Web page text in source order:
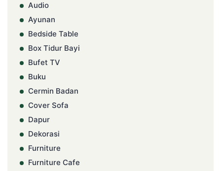
Audio
Ayunan
Bedside Table
Box Tidur Bayi
Bufet TV
Buku
Cermin Badan
Cover Sofa
Dapur
Dekorasi
Furniture
Furniture Cafe